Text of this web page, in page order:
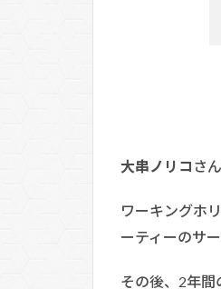
大串ノリコ さ
ワーキングホ
ーティーのサ
その後、2年間